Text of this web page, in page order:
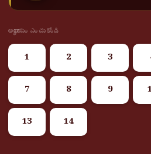
అధ్యాయం ఎంచుకోండి
1 2 3
7 8 9
13 14